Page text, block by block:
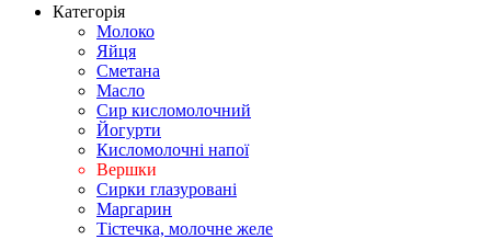
Категорія
Молоко
Яйця
Сметана
Масло
Сир кисломолочний
Йогурти
Кисломолочні напої
Вершки
Сирки глазуровані
Маргарин
Тістечка, молочне желе